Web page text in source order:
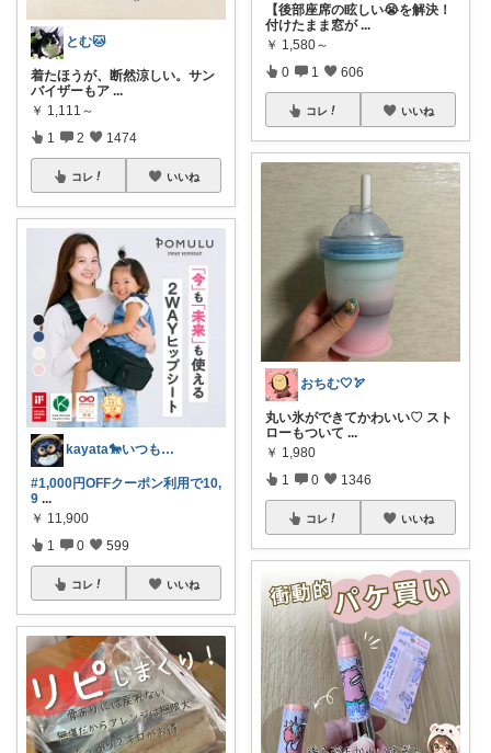
とむ🐱
​着たほうが、断然涼しい。サン
バイザーもア ...
￥ 1,111～
1 2 1474
コレ いいね
kayata🐎いつもありがとう😊
#1,000円OFFクーポン利用で10,
9 ...
￥ 11,900
1 0 599
コレ いいね
【後部座席の眩しい😭を解決！
付けたまま窓が ...
￥ 1,580～
0 1 606
コレ いいね
おちむ🤍🏹
丸い氷ができてかわいい♡ スト
ローもついて ...
￥ 1,980
1 0 1346
コレ いいね